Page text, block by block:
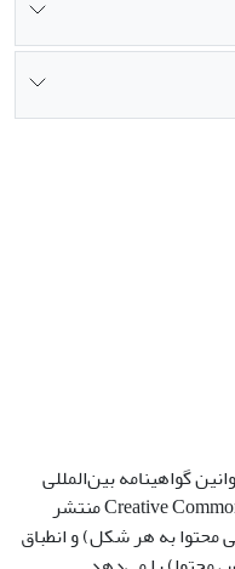
گواهینامه بین‌المللی
Creative Commons Attribution 4.0 International License منتشر
محتوا به هر شکل) و انطباق